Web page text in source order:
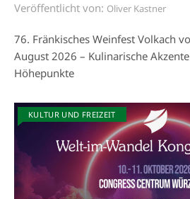
Veröffentlicht von: Oliver Kastner
76. Fränkisches Weinfest Volkach
August 2026 – Kulinarische
Höhepunkte
KULTUR UND FREIZEIT